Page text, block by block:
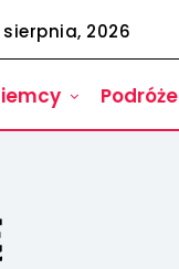
2026
Podróże